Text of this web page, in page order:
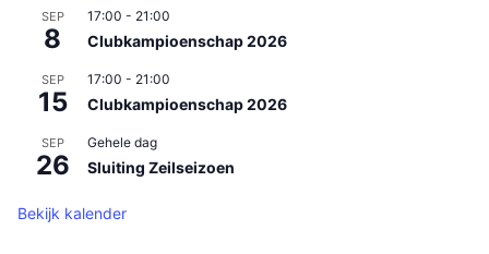
SEP
8
17:00 - 21:00
Clubkampioenschap 2026
SEP
15
17:00 - 21:00
Clubkampioenschap 2026
SEP
26
Gehele dag
Sluiting Zeilseizoen
Bekijk kalender